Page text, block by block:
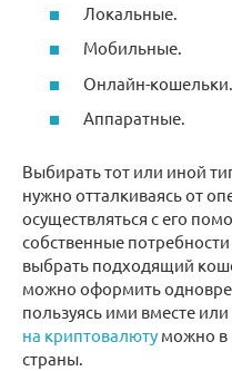
Локальные.
Мобильные.
Онлайн-кошельки.
Аппаратные.
Выбирать тот или иной
нужно отталкиваясь от
осуществляться с его
собственные
выбрать подходящий
можно оформить
пользуясь ими вместе
на криптовалюту можно в
страны.